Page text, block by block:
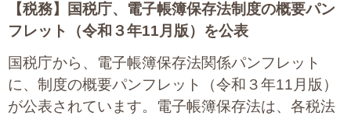
【税務】
国税庁、電子帳簿保存法制度の概要パン
フレット（令和３年11月版）を公表
国税庁から、電子帳簿保存法関係パンフレット
に、制度の概要パンフレット（令和３年11月版）
が公表されています。電子帳簿保存法は、各税法